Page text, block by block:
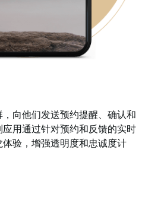
向他们发送预约提醒、确认和
用通过针对预约和反馈的实时
验，增强透明度和忠诚度计